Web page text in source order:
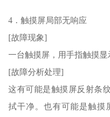
4．触摸屏局部无响应
[故障现象]
一台触摸屏，用手指触摸显
[故障分析处理]
这有可能是触摸屏反射条
拭干净。也有可能是触摸